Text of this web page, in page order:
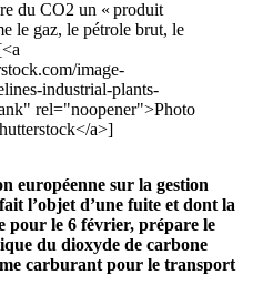
du CO2 un « produit
le gaz, le pétrole brut, le
image-
industrial-plants-
rel="noopener">Photo
a>]
européenne sur la gestion
l’objet d’une fuite et dont la
pour le 6 février, prépare le
du dioxyde de carbone
carburant pour le transport